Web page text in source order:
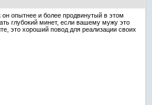
опытнее и более продвинутый в этом
глубокий минет, если вашему мужу это
это хороший повод для реализации своих